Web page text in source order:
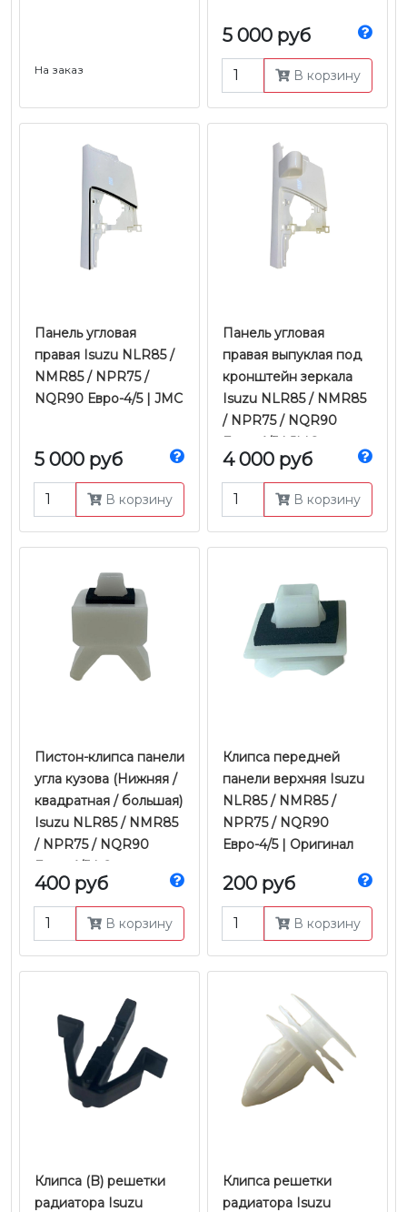
На заказ
5 000 руб
В корзину
Панель угловая
правая Isuzu NLR85 /
NMR85 / NPR75 /
NQR90 Евро-4/5 | JMC
5 000 руб
В корзину
Панель угловая
правая выпуклая под
кронштейн зеркала
Isuzu NLR85 / NMR85
/ NPR75 / NQR90
Евро-4/5 | JMC
4 000 руб
В корзину
Пистон-клипса панели
угла кузова (Нижняя /
квадратная / большая)
Isuzu NLR85 / NMR85
/ NPR75 / NQR90
Евро-4/5 | Оригинал
400 руб
В корзину
Клипса передней
панели верхняя Isuzu
NLR85 / NMR85 /
NPR75 / NQR90
Евро-4/5 | Оригинал
200 руб
В корзину
Клипса (B) решетки
радиатора Isuzu
Клипса решетки
радиатора Isuzu